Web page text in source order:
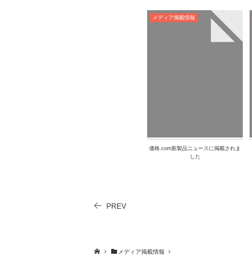
価格.com新製品ニュースに掲載されま
した
メディア掲載情報
PREV
メディア掲載情報